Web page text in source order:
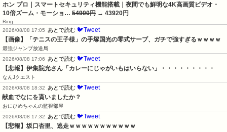
ホン プロ｜スマートセキュリティ機能搭載｜夜間でも鮮明な4K高画質ビデオ・
10倍ズーム・モーショ… 54900円 → 43920円
Ring
2026/08/08 17:05
あとで読む 🐦Tweet
【画像】「テニスの王子様」の手塚国光の零式サーブ、ガチで強すぎるｗｗｗｗ
最強ジャンプ放送局
2026/08/08 17:06
あとで読む 🐦Tweet
【悲報】伊集院光さん「カレーにじゃがいもはいらない」・・・・・・・・・
なんJクエスト
2026/08/08 18:32
あとで読む 🐦Tweet
献血でなにを貰いましたか？
おにひめちゃんの監視部屋
2026/08/08 17:32
あとで読む 🐦Tweet
【悲報】坂口杏里、逃走ｗｗｗｗｗｗｗｗｗｗｗ